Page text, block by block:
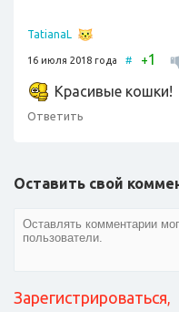
TatianaL
16 июля 2018 года # +1
Красивые кошки!
Ответить
Оставить свой
Зарегистрироваться,